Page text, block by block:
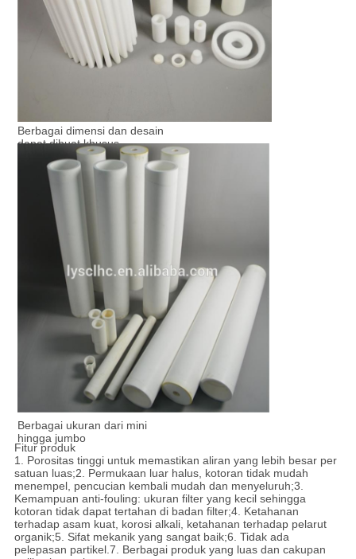
Berbagai dimensi dan desain
dapat dibuat khusus
Berbagai ukuran dari mini
hingga jumbo
Fitur produk
1. Porositas tinggi untuk memastikan aliran yang lebih besar per
satuan luas;2. Permukaan luar halus, kotoran tidak mudah
menempel, pencucian kembali mudah dan menyeluruh;3.
Kemampuan anti-fouling: ukuran filter yang kecil sehingga
kotoran tidak dapat tertahan di badan filter;4. Ketahanan
terhadap asam kuat, korosi alkali, ketahanan terhadap pelarut
organik;5. Sifat mekanik yang sangat baik;6. Tidak ada
pelepasan partikel.7. Berbagai produk yang luas dan cakupan